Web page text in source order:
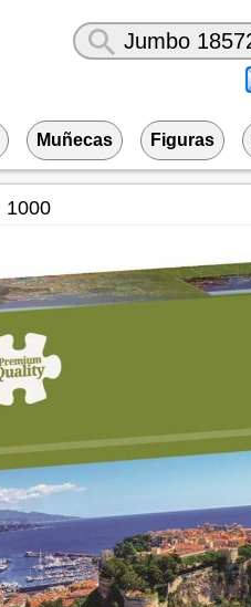
Muñecas Figuras
1000